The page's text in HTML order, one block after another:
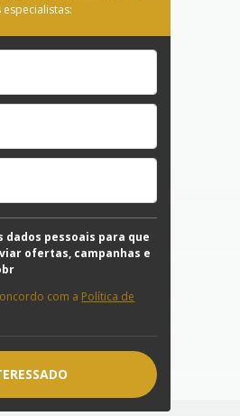
dados pessoais para que
ofertas, campanhas e
com a Política de